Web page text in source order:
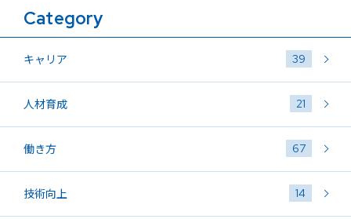
Category
キャリア 39
人材育成 21
働き方 67
技術向上 14